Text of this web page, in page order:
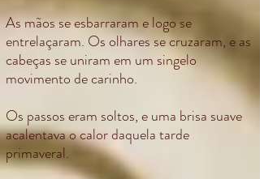
As mãos se esbarraram e logo se
entrelaçaram. Os olhares se cruzaram, e as
cabeças se uniram em um singelo
movimento de carinho.
Os passos eram soltos, e uma brisa suave
acalentava o calor daquela tarde
primaveral.